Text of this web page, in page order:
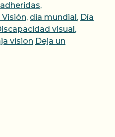
,
Visión, dia mundial , Día
visual ,
vision Deja un